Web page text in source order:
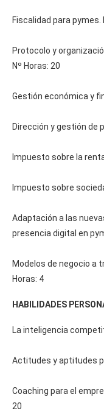
Fiscalidad para pymes.
Protocolo y
Nº Horas: 20
Gestión económica y
Dirección y gestión de
Impuesto sobre la
Impuesto sobre
Adaptación a las
presencia digital en
Modelos de negocio a
Horas: 4
HABILIDADES
La inteligencia
Actitudes y aptitudes
Coaching para el
20